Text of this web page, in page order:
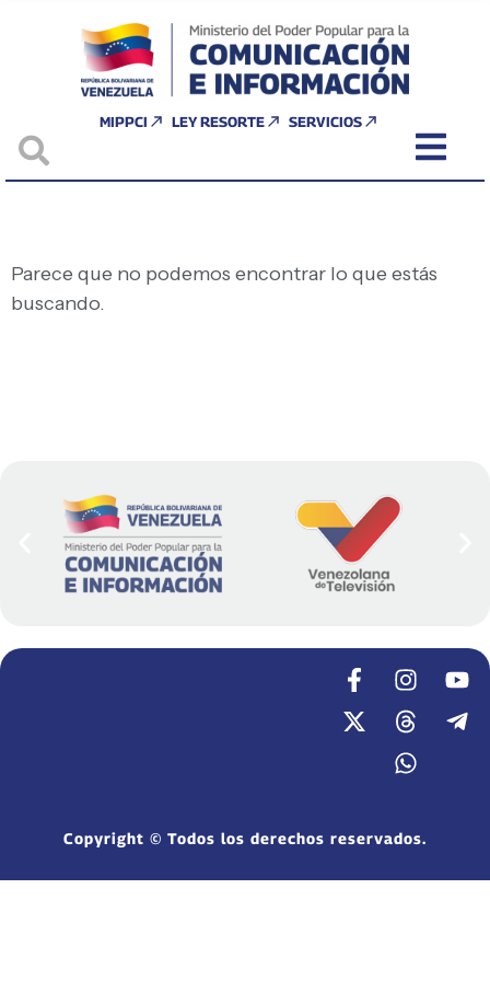
MIPPCI LEY RESORTE SERVICIOS
Parece que no podemos encontrar lo que estás
buscando.
Copyright © Todos los derechos reservados.